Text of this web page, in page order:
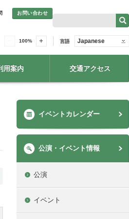
お問い合わせ
100% 言語 Japanese
用案内 交通アクセス
イベントカレンダー
公演・イベント情報
公演
イベント